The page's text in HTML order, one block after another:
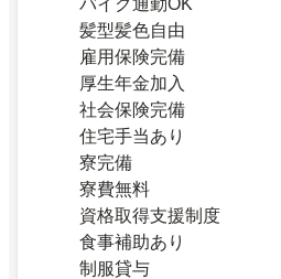
髪型髪色自由
雇用保険完備
厚生年金加入
社会保険完備
住宅手当あり
寮完備
寮費無料
資格取得支援制度
食事補助あり
制服貸与